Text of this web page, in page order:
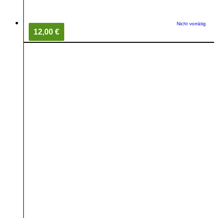
Nicht vorrätig
12,00 €